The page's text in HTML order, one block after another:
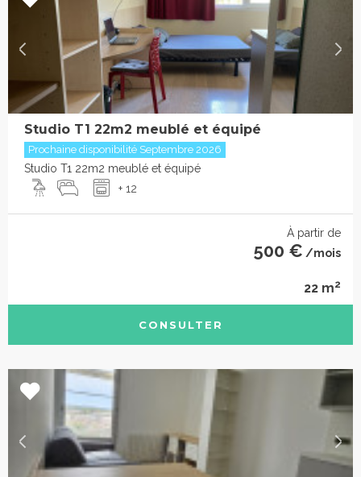
Studio T1 22m2 meublé et équipé
Prochaine disponibilité Septembre 2026
Studio T1 22m2 meublé et équipé
+ 12
À partir de
500 € /mois
22 m2
CONSULTER